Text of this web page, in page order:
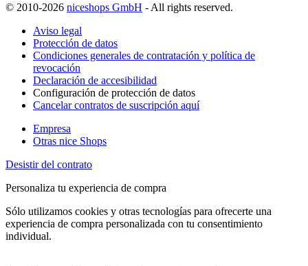
© 2010-2026 niceshops GmbH - All rights reserved.
Aviso legal
Protección de datos
Condiciones generales de contratación y política de
revocación
Declaración de accesibilidad
Configuración de protección de datos
Cancelar contratos de suscripción aquí
Empresa
Otras nice Shops
Desistir del contrato
Personaliza tu experiencia de compra
Sólo utilizamos cookies y otras tecnologías para ofrecerte una
experiencia de compra personalizada con tu consentimiento
individual.